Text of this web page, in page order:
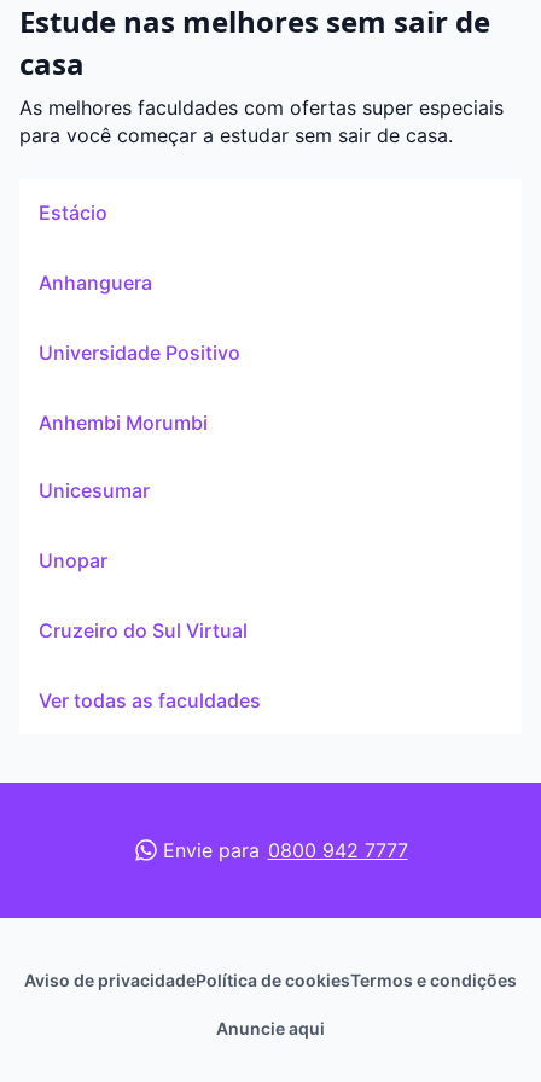
Estude nas melhores sem sair de
casa
As melhores faculdades com ofertas super especiais
para você começar a estudar sem sair de casa.
Estácio
Anhanguera
Universidade Positivo
Anhembi Morumbi
Unicesumar
Unopar
Cruzeiro do Sul Virtual
Ver todas as faculdades
Envie para 0800 942 7777
Aviso de privacidadePolítica de cookiesTermos e condições
Anuncie aqui